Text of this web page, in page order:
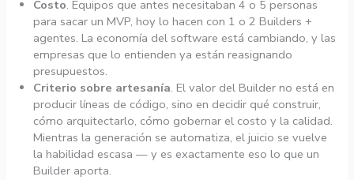
Costo. Equipos que antes necesitaban 4 o 5 personas
para sacar un MVP, hoy lo hacen con 1 o 2 Builders +
agentes. La economía del software está cambiando, y las
empresas que lo entienden ya están reasignando
presupuestos.
Criterio sobre artesanía. El valor del Builder no está en
producir líneas de código, sino en decidir qué construir,
cómo arquitectarlo, cómo gobernar el costo y la calidad.
Mientras la generación se automatiza, el juicio se vuelve
la habilidad escasa — y es exactamente eso lo que un
Builder aporta.